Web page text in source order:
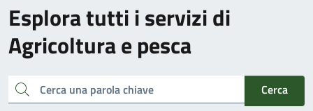
Esplora tutti i servizi di
Agricoltura e pesca
Cerca una parola chiave
Cerca